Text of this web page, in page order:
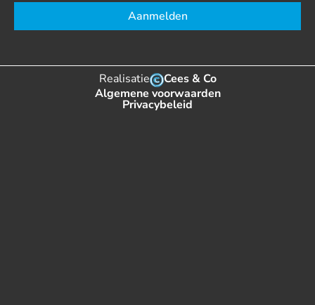
Aanmelden
Realisatie
Cees & Co
Algemene voorwaarden
Privacybeleid